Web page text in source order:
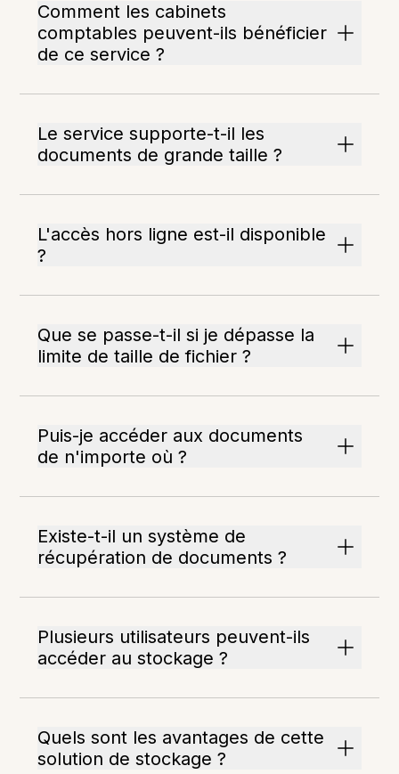
Comment les cabinets
comptables peuvent-ils bénéficier
de ce service ?
Le service supporte-t-il les
documents de grande taille ?
L'accès hors ligne est-il disponible
?
Que se passe-t-il si je dépasse la
limite de taille de fichier ?
Puis-je accéder aux documents
de n'importe où ?
Existe-t-il un système de
récupération de documents ?
Plusieurs utilisateurs peuvent-ils
accéder au stockage ?
Quels sont les avantages de cette
solution de stockage ?